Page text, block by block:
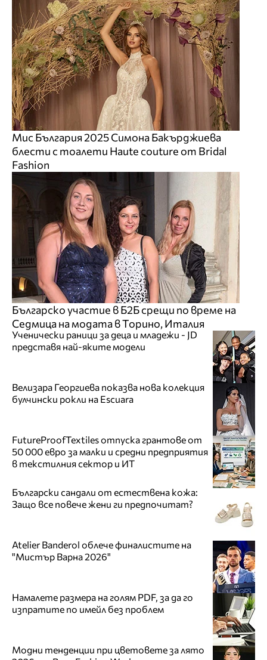
Мис България 2025 Симона Бакърджиева
блести с тоалети Haute couture от Bridal
Fashion
Българско участие в Б2Б срещи по време на
Седмица на модата в Торино, Италия
Ученически раници за деца и младежи - JD
представя най-яките модели
Велизара Георгиева показва нова колекция
булчински рокли на Escuara
FutureProofTextiles отпуска грантове от
50 000 евро за малки и средни предприятия
в текстилния сектор и ИТ
Български сандали от естествена кожа:
Защо все повече жени ги предпочитат?
Atelier Banderol облече финалистите на
"Мистър Варна 2026"
Намалете размера на голям PDF, за да го
изпратите по имейл без проблем
Модни тенденции при цветовете за лято